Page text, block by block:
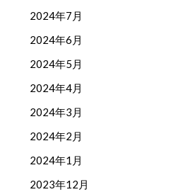
2024年7月
2024年6月
2024年5月
2024年4月
2024年3月
2024年2月
2024年1月
2023年12月